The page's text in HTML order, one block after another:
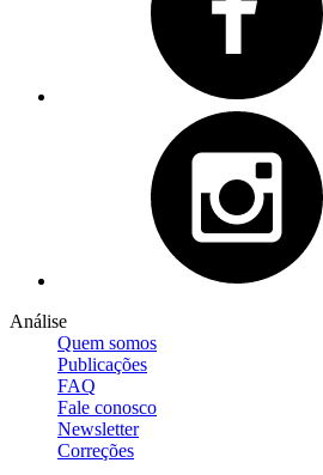
Análise
Quem somos
Publicações
FAQ
Fale conosco
Newsletter
Correções